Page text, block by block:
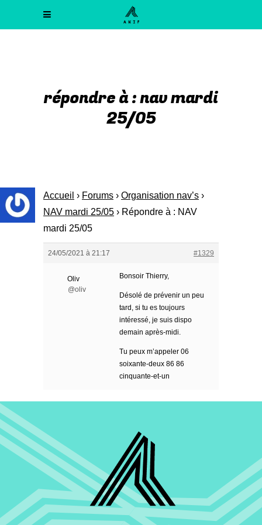
répondre à : nav mardi
25/05
Accueil › Forums › Organisation nav’s ›
NAV mardi 25/05 › Répondre à : NAV
mardi 25/05
24/05/2021 à 21:17 #1329
Oliv
@oliv
Bonsoir Thierry,
Désolé de prévenir un peu
tard, si tu es toujours
intéressé, je suis dispo
demain après-midi.
Tu peux m’appeler 06
soixante-deux 86 86
cinquante-et-un